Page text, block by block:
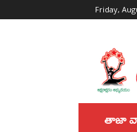
Friday,
తాజా